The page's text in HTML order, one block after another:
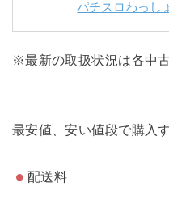
パチスロわっし
※最新の取扱状況は各中
最安値、安い値段で購入
配送料